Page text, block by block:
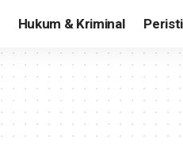
Hukum & Kriminal